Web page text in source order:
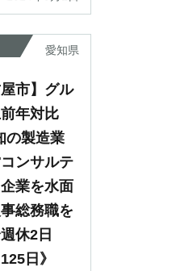
愛知県
屋市】グル
年対比
の製造業
ンサルテ
業を水面
総務職を
休2日
日》